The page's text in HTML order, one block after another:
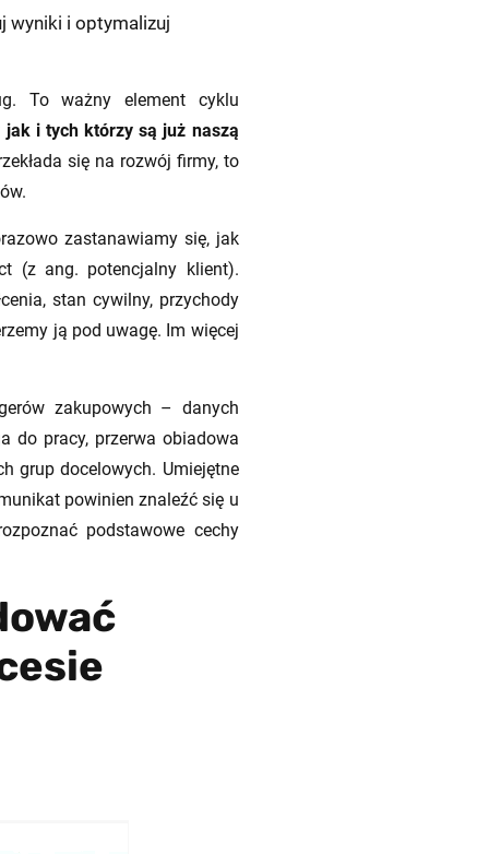
wyniki i optymalizuj
To ważny element cyklu
jak i tych którzy są już naszą
się na rozwój firmy, to
zastanawiamy się, jak
(z ang. potencjalny klient).
stan cywilny, przychody
ją pod uwagę. Im więcej
zakupowych – danych
do pracy, przerwa obiadowa
grup docelowych. Umiejętne
powinien znaleźć się u
podstawowe cechy